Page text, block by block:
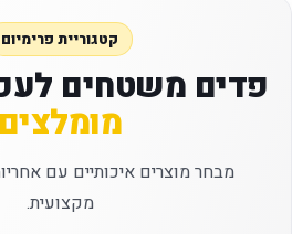
קטגוריית פרימיום
פדים משטחים
מומלצים
מבחר מוצרים איכותיים עם
מקצועית.